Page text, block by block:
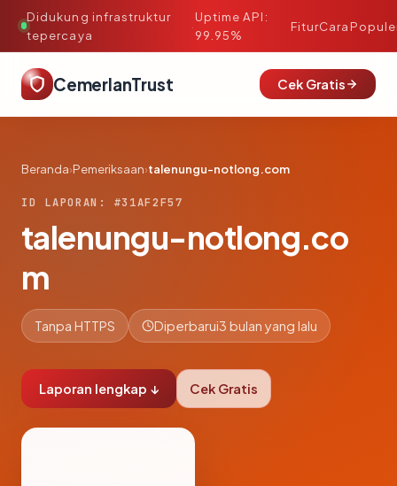
Didukung infrastruktur
tepercaya
·
Uptime API:
99.95%
FiturCara
CemerlanTrust Cek Gratis
Beranda›Pemeriksaan›talenungu-notlong.com
ID LAPORAN: #31AF2F57
talenungu-notlong.co
m
Tanpa HTTPS Diperbarui3 bulan yang lalu
Laporan lengkap ↓ Cek Gratis